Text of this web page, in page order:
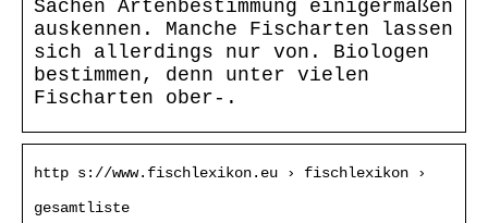
Sachen Artenbestimmung einigermaßen
auskennen. Manche Fischarten lassen
sich allerdings nur von. Biologen
bestimmen, denn unter vielen
Fischarten ober-.
http s://www.fischlexikon.eu › fischlexikon ›
gesamtliste